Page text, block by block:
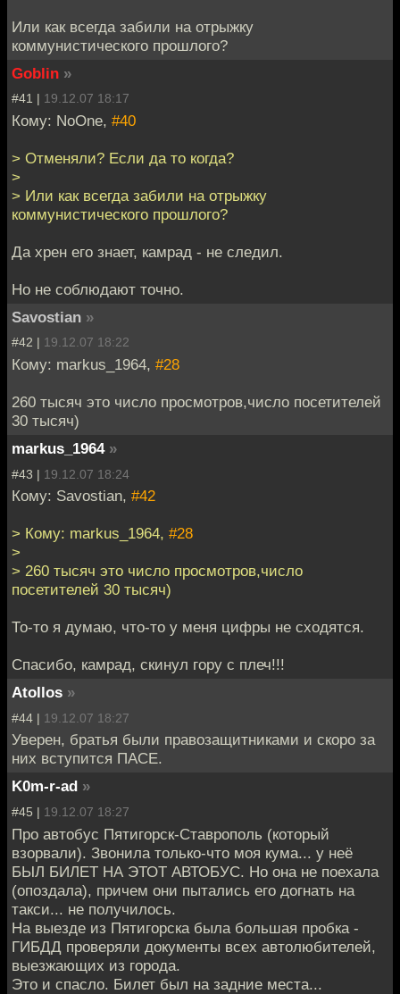
Или как всегда забили на отрыжку
коммунистического прошлого?
Goblin »
#41 | 19.12.07 18:17
Кому: NoOne, #40
> Отменяли? Если да то когда?
>
> Или как всегда забили на отрыжку
коммунистического прошлого?
Да хрен его знает, камрад - не следил.
Но не соблюдают точно.
Savostian »
#42 | 19.12.07 18:22
Кому: markus_1964, #28
260 тысяч это число просмотров,число посетителей
30 тысяч)
markus_1964 »
#43 | 19.12.07 18:24
Кому: Savostian, #42
> Кому: markus_1964, #28
>
> 260 тысяч это число просмотров,число
посетителей 30 тысяч)
То-то я думаю, что-то у меня цифры не сходятся.
Спасибо, камрад, скинул гору с плеч!!!
Atollos »
#44 | 19.12.07 18:27
Уверен, братья были правозащитниками и скоро за
них вступится ПАСЕ.
K0m-r-ad »
#45 | 19.12.07 18:27
Про автобус Пятигорск-Ставрополь (который
взорвали). Звонила только-что моя кума... у неё
БЫЛ БИЛЕТ НА ЭТОТ АВТОБУС. Но она не поехала
(опоздала), причем они пытались его догнать на
такси... не получилось.
На выезде из Пятигорска была большая пробка -
ГИБДД проверяли документы всех автолюбителей,
выезжающих из города.
Это и спасло. Билет был на задние места...